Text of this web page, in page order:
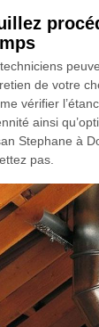
de votre
vérifier
ainsi
Stephane à
pas.